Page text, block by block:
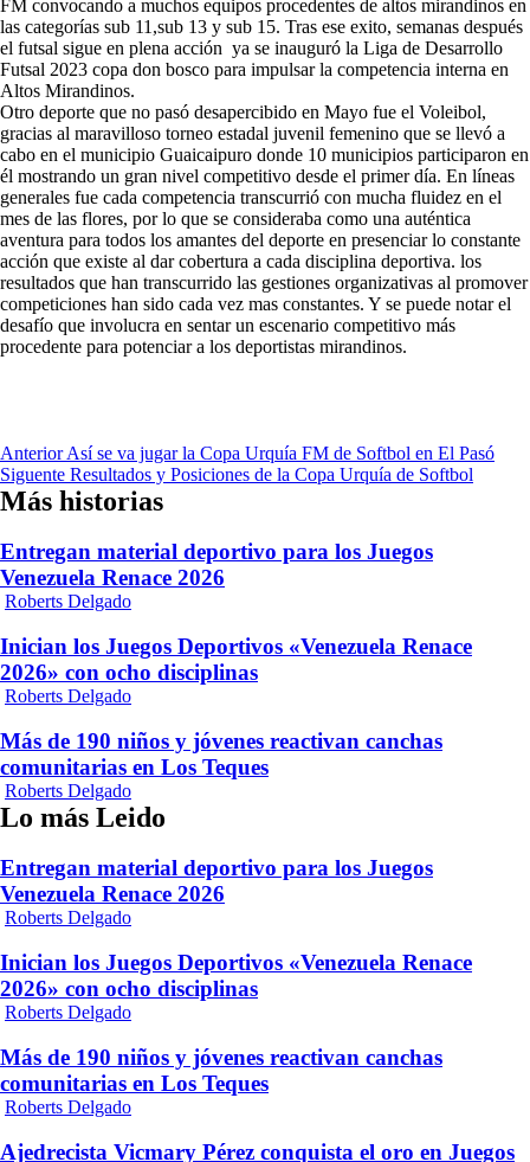
FM convocando a muchos equipos procedentes de altos mirandinos en
las categorías sub 11,sub 13 y sub 15. Tras ese exito, semanas después
el futsal sigue en plena acción ya se inauguró la Liga de Desarrollo
Futsal 2023 copa don bosco para impulsar la competencia interna en
Altos Mirandinos.
Otro deporte que no pasó desapercibido en Mayo fue el Voleibol,
gracias al maravilloso torneo estadal juvenil femenino que se llevó a
cabo en el municipio Guaicaipuro donde 10 municipios participaron en
él mostrando un gran nivel competitivo desde el primer día. En líneas
generales fue cada competencia transcurrió con mucha fluidez en el
mes de las flores, por lo que se consideraba como una auténtica
aventura para todos los amantes del deporte en presenciar lo constante
acción que existe al dar cobertura a cada disciplina deportiva. los
resultados que han transcurrido las gestiones organizativas al promover
competiciones han sido cada vez mas constantes. Y se puede notar el
desafío que involucra en sentar un escenario competitivo más
procedente para potenciar a los deportistas mirandinos.
Navegación
de
entradas
AnteriorAsí se va jugar la Copa Urquía FM de Softbol en El Pasó
Siguente Resultados y Posiciones de la Copa Urquía de Softbol
Más historias
Entregan material deportivo para los Juegos
Venezuela Renace 2026
Roberts Delgado
Inician los Juegos Deportivos «Venezuela Renace
2026» con ocho disciplinas
Roberts Delgado
Más de 190 niños y jóvenes reactivan canchas
comunitarias en Los Teques
Roberts Delgado
Lo más Leido
Entregan material deportivo para los Juegos
Venezuela Renace 2026
Roberts Delgado
Inician los Juegos Deportivos «Venezuela Renace
2026» con ocho disciplinas
Roberts Delgado
Más de 190 niños y jóvenes reactivan canchas
comunitarias en Los Teques
Roberts Delgado
Ajedrecista Vicmary Pérez conquista el oro en Juegos